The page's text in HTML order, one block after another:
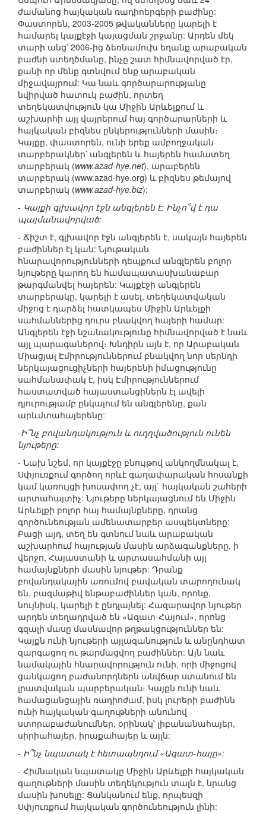
ժամանոց հայկական ռադիոերգերի բաժինը:
Փաստորեն, 2003-2005 թվականները կարելի է
համարել կայքէջի կայացման շրջանը: Արդեն մեկ
տարի անց՝ 2006-ից ձեռնամուխ եղանք արաբական
բաժնի ստեղծմանը, ինչը շատ հիմնավորված էր,
քանի որ մենք գտնվում ենք արաբական
միջավայրում: Կա նաև գործարարությանը
նվիրված հատուկ բաժին, որտեղ
տեղեկատվություն կա Միջին Արևելքում և
աշխարհի այլ վայրերում հայ գործարարների և
հայկական բիզնես ընկերությունների մասին։
Կայքը, փաստորեն, ունի երեք ամբողջական
տարբերակներ՝ անգլերեն և հայերեն համատեղ
տարբերակ (www.azad-hye.net), արաբերեն
տարբերակ (www.azad-hye.org) և բիզնես թեմայով
տարբերակ (www.azad-hye.biz):
- Կայքի գլխավոր էջն անգլերեն է: Ինչո՞վ է դա
պայմանավորված:
- Ճիշտ է, գլխավոր էջն անգլերեն է, սակայն հայերեն
բաժիններ էլ կան: Նյութական
հնարավորությունների դեպքում անգլերեն բոլոր
նյութերը կարող են համապատասխանաբար
թարգմանվել հայերեն: Կայքէջի անգլերեն
տարբերակը, կարելի է ասել, տեղեկատվական
միջոց է դարձել հատկապես Միջին Արևելքի
սահմաններից դուրս բնակվող հայերի համար:
Անգլերեն էջի նշանակությունը հիմնավորված է նաև
այլ պարագաներով։ Խնդիրն այն է, որ Արաբական
Միացյալ Էմիրություններում բնակվող նոր սերնդի
ներկայացուցիչների հայերենի իմացությունը
սահմանափակ է, իսկ Էմիրություններում
հաստատված հայաստանցիներն էլ ավելի
դյուրությամբ ընկալում են անգլերենը, քան
արևմտահայերենը:
-Ի՞նչ բովանդակություն և ուղղվածություն ունեն
նյութերը:
- Նախ նշեմ, որ կայքէջը բնույթով անկողմնակալ է,
Սփյուռքում գործող որևէ գաղափարական հոսանքի
կամ կառույցի խոսափող չէ, այլ` հայկական շահերի
արտահայտիչ: Նյութերը ներկայացնում են Միջին
Արևելքի բոլոր հայ համայնքները, դրանց
գործունեության ամենատարբեր ասպեկտները:
Բացի այդ, տեղ են գտնում նաև արաբական
աշխարհում հայության մասին արձագանքները, ի
վերջո, Հայաստանի և արտասահմանի այլ
համայնքների մասին նյութեր: Դրանք
բովանդակային առումով բավական տարողունակ
են, բազմաթիվ ենթաբաժիններ կան, որոնք,
նույնիսկ, կարելի է ընդլայնել: Հազարավոր նյութեր
արդեն տեղադրված են «Ազատ-Հայում», որոնց
գզալի մասը մասնավոր թղթակցություններ են:
Կայքն ունի նյութերի այլազանություն և անընդհատ
զարգացող ու թարմացվող բաժիններ: Այն նաև
նամակային հնարավորություն ունի, որի միջոցով
ցանկացող բաժանորդներն անվճար ստանում են
լրատվական պարբերական։ Կայքն ունի նաև
համացանցային ռադիոժամ, իսկ լուրերի բաժինն
ունի հայկական գաղութների անունով
ստորաբաժանումներ, օրինակ՝ լիբանանահայեր,
սիրիահայեր, իրաքահայեր և այլն:
- Ի՞նչ նպատակ է հետապնդում «Ազատ-հայը»:
- Հիմնական նպատակը Միջին Արևելքի հայկական
գաղութների մասին տեղեկություն տալն է, նրանց
մասին խոսելը: Ցանկանում ենք, որպեսզի
Սփյուռքում հայկական գործունեություն լինի: